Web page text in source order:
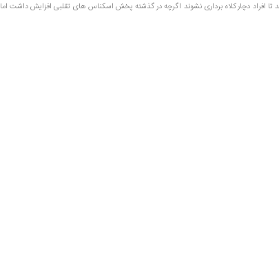
تا افراد دچار کلاه برداری نشوند اگرچه در گذشته پخش اسکناس های تقلبی افزایش